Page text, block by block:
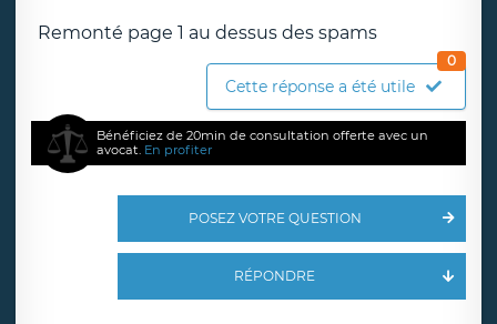
Remonté page 1 au dessus des spams
Cette réponse a été utile
0
Bénéficiez de 20min de consultation offerte avec un
avocat. En profiter
POSEZ VOTRE QUESTION
RÉPONDRE